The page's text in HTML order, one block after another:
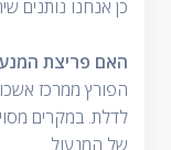
כן אנחנו נותנים
האם פריצת
הפורץ ממרכז
לדלת. במקרים
של המנעול.